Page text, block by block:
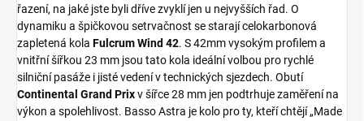
řazení, na jaké jste byli dříve zvyklí jen u nejvyšších řad. O
dynamiku a špičkovou setrvačnost se starají celokarbonová
zapletená kola Fulcrum Wind 42. S 42mm vysokým profilem a
vnitřní šířkou 23 mm jsou tato kola ideální volbou pro rychlé
silniční pasáže i jisté vedení v technických sjezdech. Obutí
Continental Grand Prixv šířce 28 mm jen podtrhuje zaměření na
výkon a spolehlivost. Basso Astra je kolo pro ty, kteří chtějí „Made